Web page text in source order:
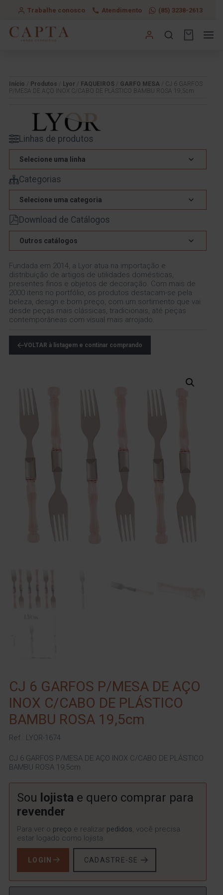
Trabalhe conosco Atendimento (85) 3238-2613
Início Produtos Lyor FAQUEIROS GARFO MESA / CJ 6 GARFOS
P/MESA DE AÇO INOX C/CABO DE PLÁSTICO BAMBU ROSA 19,5cm
Linhas de produtos
Selecione uma linha
Categorias
Selecione uma categoria
Download de Catálogos
Outros catálogos
Fundada em 2014, a Lyor atua na importação e
distribuição de artigos de utilidades domésticas,
presentes finos e objetos de decoração. Com mais de
2000 itens no portfólio, os produtos destacam-se pela
beleza, design e bom preço, com um sortimento que vai
desde peças mais clássicas, tradicionais, até peças
contemporâneas com visual mais arrojado.
VOLTAR à listagem e continar comprando
CJ 6 GARFOS P/MESA DE AÇO
INOX C/CABO DE PLÁSTICO
BAMBU ROSA 19,5cm
Ref.: LYOR-1674
CJ 6 GARFOS P/MESA DE AÇO INOX C/CABO DE PLÁSTICO
BAMBU ROSA 19,5cm
Sou lojista e quero comprar para
revender
Para ver o preço e realizar pedidos, você precisa
estar logado como lojista.
LOGIN CADASTRE-SE